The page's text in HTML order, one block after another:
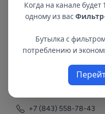
В
с
+7 (843) 558-78-43
Когда на канале
одному из вас
Бутылка с
потреблению и